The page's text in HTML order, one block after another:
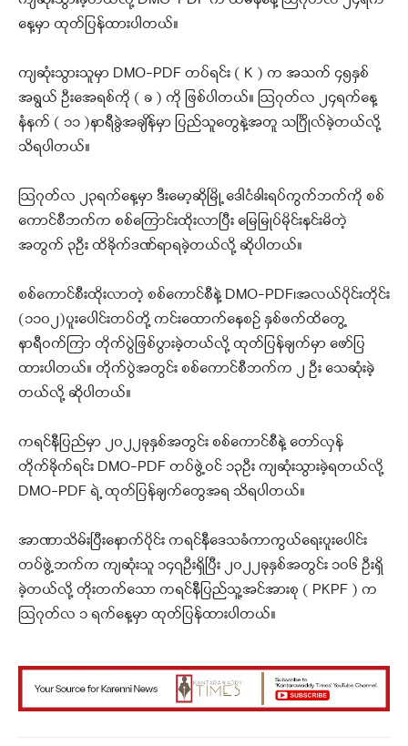
နေ့မှာ ထုတ်ပြန်ထားပါတယ်။
ကျဆုံးသွားသူမှာ DMO-PDF တပ်ရင်း ( K ) က အသက် ၄၅နှစ်
အရွယ် ဦးအေရစ်ကို ( ခ ) ကို ဖြစ်ပါတယ်။ ဩဂုတ်လ ၂၄ရက်နေ့
နံနက် ( ၁၁ )နာရီခွဲအချိန်မှာ ပြည်သူတွေနဲ့အတူ သင်္ဂြိုလ်ခဲ့တယ်လို့
သိရပါတယ်။
ဩဂုတ်လ ၂၃ရက်နေ့မှာ ဒီးမော့ဆိုမြို့ ဒေါငံခါးရပ်ကွက်ဘက်ကို စစ်
ကောင်စီဘက်က စစ်ကြောင်းထိုးလာပြီး မြေမြုပ်မိုင်းနင်းမိတဲ့
အတွက် ၃ဦး ထိခိုက်ဒဏ်ရာရခဲ့တယ်လို့ ဆိုပါတယ်။
စစ်ကောင်စီးထိုးလာတဲ့ စစ်ကောင်စီနဲ့ DMO-PDF၊အလယ်ပိုင်းတိုင်း
(၁၁၀၂)ပူးပေါင်းတပ်တို့ ကင်းထောက်နေစဉ် နှစ်ဖက်ထိတွေ့
နာရီဝက်ကြာ တိုက်ပွဲဖြစ်ပွားခဲ့တယ်လို့ ထုတ်ပြန်ချက်မှာ ဖော်ပြ
ထားပါတယ်။ တိုက်ပွဲအတွင်း စစ်ကောင်စီဘက်က ၂ ဦး သေဆုံးခဲ့
တယ်လို့ ဆိုပါတယ်။
ကရင်နီပြည်မှာ ၂၀၂၂ခုနှစ်အတွင်း စစ်ကောင်စီနဲ့ တော်လှန်
တိုက်ခိုက်ရင်း DMO-PDF တပ်ဖွဲ့ဝင် ၁၃ဦး ကျဆုံးသွားခဲ့ရတယ်လို့
DMO-PDF ရဲ့ ထုတ်ပြန်ချက်တွေအရ သိရပါတယ်။
အာဏာသိမ်းပြီးနောက်ပိုင်း ကရင်နီဒေသခံကာကွယ်ရေးပူးပေါင်း
တပ်ဖွဲ့ဘက်က ကျဆုံးသူ ၁၄၇ဦးရှိပြီး ၂၀၂၂ခုနှစ်အတွင်း ၁၀၆ ဦးရှိ
ခဲ့တယ်လို့ တိုးတက်သော ကရင်နီပြည်သူ့အင်အားစု ( PKPF ) က
ဩဂုတ်လ ၁ ရက်နေ့မှာ ထုတ်ပြန်ထားပါတယ်။